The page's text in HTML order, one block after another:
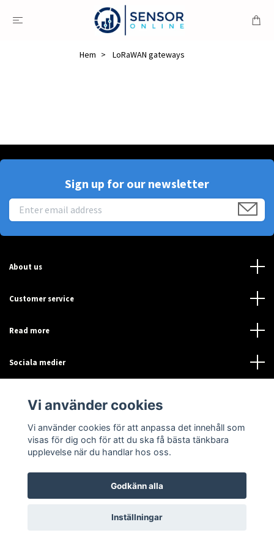
Hem LoRaWAN gateways
Sign up for our newsletter
About us
Customer service
Read more
Sociala medier
Vi använder cookies
Vi använder cookies för att anpassa det innehåll som
visas för dig och för att du ska få bästa tänkbara
upplevelse när du handlar hos oss.
Godkänn alla
Inställningar